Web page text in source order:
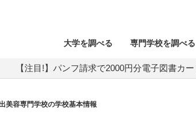
大学を調べる 専門学校を調べる
【注目!】パンフ請求で2000円分電子図書カ
美容専門学校の学校基本情報